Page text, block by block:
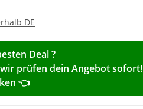
DE
Deal ?
prüfen dein Angebot sofort!
👈